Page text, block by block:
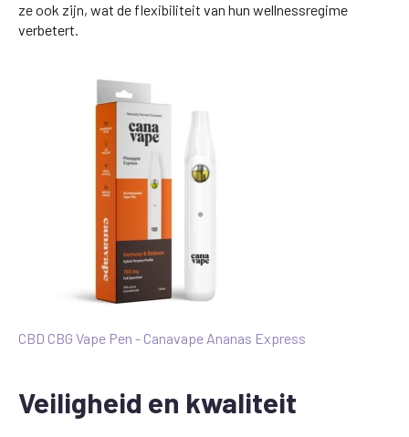
ze ook zijn, wat de flexibiliteit van hun wellnessregime
verbetert.
CBD CBG Vape Pen - Canavape Ananas Express
Veiligheid en kwaliteit